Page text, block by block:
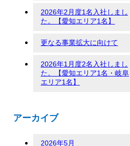
2026年2月度1名入社しまし
た。【愛知エリア1名】
更なる事業拡大に向けて
2026年1月度2名入社しまし
た。【愛知エリア1名・岐阜
エリア1名】
アーカイブ
2026年5月